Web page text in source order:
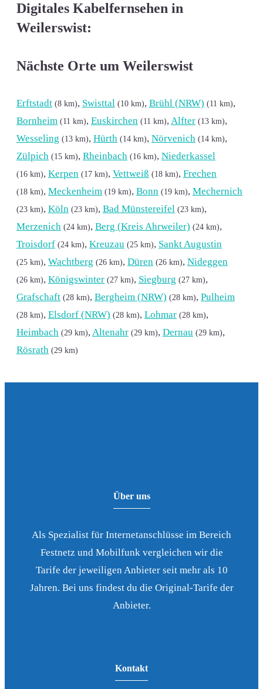
Digitales Kabelfernsehen in
Weilerswist:
Nächste Orte um Weilerswist
Erftstadt (8 km), Swisttal (10 km), Brühl (NRW) (11 km),
Bornheim (11 km), Euskirchen (11 km), Alfter (13 km),
Wesseling (13 km), Hürth (14 km), Nörvenich (14 km),
Zülpich (15 km), Rheinbach (16 km), Niederkassel
(16 km), Kerpen (17 km), Vettweiß (18 km), Frechen
(18 km), Meckenheim (19 km), Bonn (19 km), Mechernich
(23 km), Köln (23 km), Bad Münstereifel (23 km),
Merzenich (24 km), Berg (Kreis Ahrweiler) (24 km),
Troisdorf (24 km), Kreuzau (25 km), Sankt Augustin
(25 km), Wachtberg (26 km), Düren (26 km), Nideggen
(26 km), Königswinter (27 km), Siegburg (27 km),
Grafschaft (28 km), Bergheim (NRW) (28 km), Pulheim
(28 km), Elsdorf (NRW) (28 km), Lohmar (28 km),
Heimbach (29 km), Altenahr (29 km), Dernau (29 km),
Rösrath (29 km)
Über uns
Als Spezialist für Internetanschlüsse im Bereich
Festnetz und Mobilfunk vergleichen wir die
Tarife der jeweiligen Anbieter seit mehr als 10
Jahren. Bei uns findest du die Original-Tarife der
Anbieter.
Kontakt